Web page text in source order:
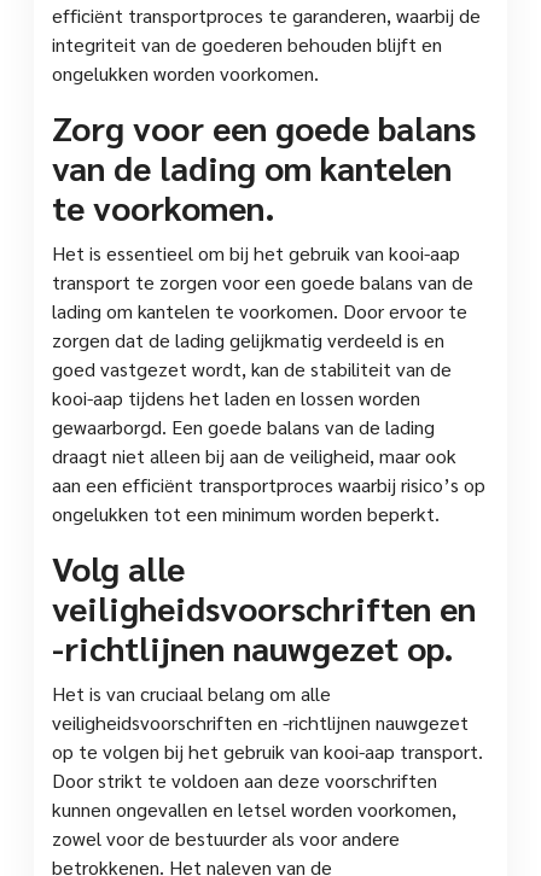
efficiënt transportproces te garanderen, waarbij de
integriteit van de goederen behouden blijft en
ongelukken worden voorkomen.
Zorg voor een goede balans
van de lading om kantelen
te voorkomen.
Het is essentieel om bij het gebruik van kooi-aap
transport te zorgen voor een goede balans van de
lading om kantelen te voorkomen. Door ervoor te
zorgen dat de lading gelijkmatig verdeeld is en
goed vastgezet wordt, kan de stabiliteit van de
kooi-aap tijdens het laden en lossen worden
gewaarborgd. Een goede balans van de lading
draagt niet alleen bij aan de veiligheid, maar ook
aan een efficiënt transportproces waarbij risico’s op
ongelukken tot een minimum worden beperkt.
Volg alle
veiligheidsvoorschriften en
-richtlijnen nauwgezet op.
Het is van cruciaal belang om alle
veiligheidsvoorschriften en -richtlijnen nauwgezet
op te volgen bij het gebruik van kooi-aap transport.
Door strikt te voldoen aan deze voorschriften
kunnen ongevallen en letsel worden voorkomen,
zowel voor de bestuurder als voor andere
betrokkenen. Het naleven van de